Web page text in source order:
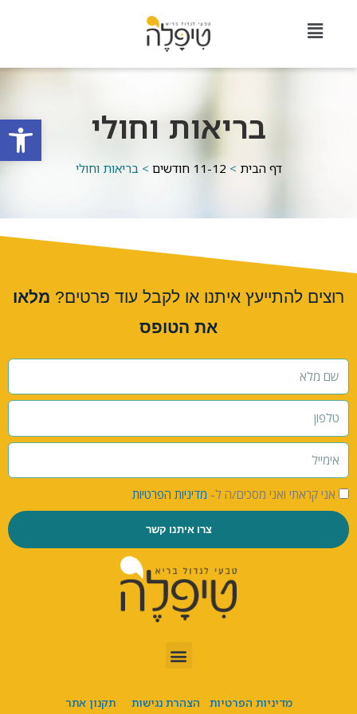
פתח בריאות וחולי
דף הבית > 11-12 חודשים > בריאות וחולי
רוצים להתייעץ איתנו או לקבל עוד פרטים? מלאו
את הטופס
אני קראתי ואני מסכים/ה ל- מדיניות הפרטיות
צרו איתנו קשר
מדיניות הפרטיות הצהרת נגישות תקנון אתר